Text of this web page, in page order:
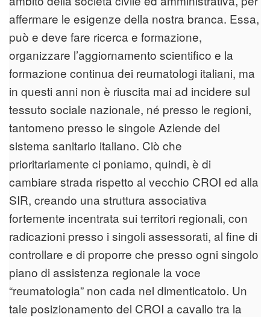
affermare le esigenze della nostra branca. Essa,
può e deve fare ricerca e formazione,
organizzare l’aggiornamento scientifico e la
formazione continua dei reumatologi italiani, ma
in questi anni non è riuscita mai ad incidere sul
tessuto sociale nazionale, né presso le regioni,
tantomeno presso le singole Aziende del
sistema sanitario italiano. Ciò che
prioritariamente ci poniamo, quindi, è di
cambiare strada rispetto al vecchio CROI ed alla
SIR, creando una struttura associativa
fortemente incentrata sui territori regionali, con
radicazioni presso i singoli assessorati, al fine di
controllare e di proporre che presso ogni singolo
piano di assistenza regionale la voce
“reumatologia” non cada nel dimenticatoio. Un
tale posizionamento del CROI a cavallo tra la